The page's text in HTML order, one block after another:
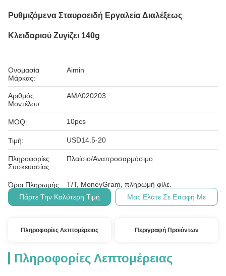
Ρυθμιζόμενα Σταυροειδή Εργαλεία Διαλέξεως
Κλειδαριού Ζυγίζει 140g
Ονομασία
Μάρκας:
Aimin
Αριθμός
Μοντέλου:
ΑΜΛ020203
MOQ: 10pcs
Τιμή: USD14.5-20
Πληροφορίες
Συσκευασίας:
Πλαίσιο/Αναπροσαρμόσιμο
Όροι Πληρωμής:
Τ/Τ, MoneyGram, πληρωμή φίλε.
Πάρτε Την Καλύτερη Τιμή
Μας Ελάτε Σε Επαφή Με
Πληροφορίες Λεπτομέρειας Περιγραφή Προϊόντων
Πληροφορίες Λεπτομέρειας